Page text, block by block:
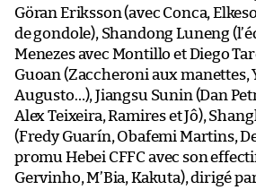
Göran Eriksson (avec Conca,
de gondole), Shandong Luneng
Menezes avec Montillo et Diego
Guoan (Zaccheroni aux manettes,
Augusto…), Jiangsu Sunin (Dan
Alex Teixeira, Ramires et Jô),
(Fredy Guarín, Obafemi Martins,
promu Hebei CFFC avec son
Gervinho, M’Bia, Kakuta), dirigé